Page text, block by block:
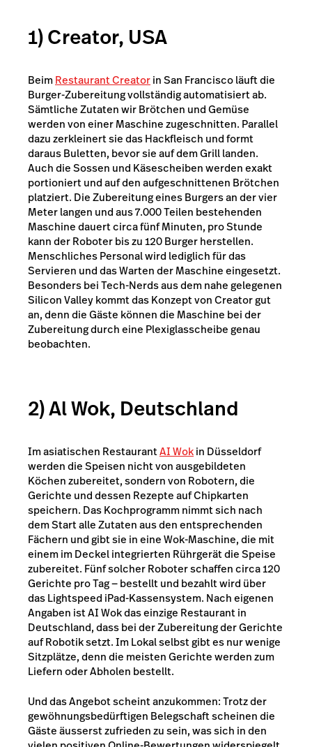
1) Creator, USA
BeimRestaurant Creatorin San Francisco läuft die
Burger-Zubereitung vollständig automatisiert ab.
Sämtliche Zutaten wir Brötchen und Gemüse
werden von einer Maschine zugeschnitten. Parallel
dazu zerkleinert sie das Hackfleisch und formt
daraus Buletten, bevor sie auf dem Grill landen.
Auch die Sossen und Käsescheiben werden exakt
portioniert und auf den aufgeschnittenen Brötchen
platziert. Die Zubereitung eines Burgers an der vier
Meter langen und aus 7.000 Teilen bestehenden
Maschine dauert circa fünf Minuten, pro Stunde
kann der Roboter bis zu 120 Burger herstellen.
Menschliches Personal wird lediglich für das
Servieren und das Warten der Maschine eingesetzt.
Besonders bei Tech-Nerds aus dem nahe gelegenen
Silicon Valley kommt das Konzept von Creator gut
an, denn die Gäste können die Maschine bei der
Zubereitung durch eine Plexiglasscheibe genau
beobachten.
2) Al Wok, Deutschland
Im asiatischen RestaurantAI Wokin Düsseldorf
werden die Speisen nicht von ausgebildeten
Köchen zubereitet, sondern von Robotern, die
Gerichte und dessen Rezepte auf Chipkarten
speichern. Das Kochprogramm nimmt sich nach
dem Start alle Zutaten aus den entsprechenden
Fächern und gibt sie in eine Wok-Maschine, die mit
einem im Deckel integrierten Rührgerät die Speise
zubereitet. Fünf solcher Roboter schaffen circa 120
Gerichte pro Tag — bestellt und bezahlt wird über
das Lightspeed iPad-Kassensystem. Nach eigenen
Angaben ist AI Wok das einzige Restaurant in
Deutschland, dass bei der Zubereitung der Gerichte
auf Robotik setzt. Im Lokal selbst gibt es nur wenige
Sitzplätze, denn die meisten Gerichte werden zum
Liefern oder Abholen bestellt.
Und das Angebot scheint anzukommen: Trotz der
gewöhnungsbedürftigen Belegschaft scheinen die
Gäste äusserst zufrieden zu sein, was sich in den